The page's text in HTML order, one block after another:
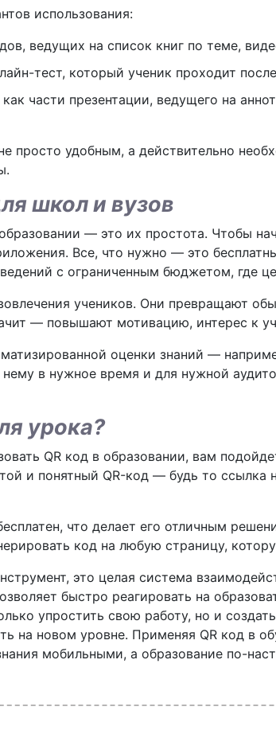
использования:
ведущих на список книг по теме,
тест, который ученик проходит
части презентации, ведущего на
просто удобным, а действительно
школ и вузов
— это их простота. Чтобы
Все, что нужно — это
с ограниченным бюджетом, где
учеников. Они превращают
— повышают мотивацию, интерес к
оценки знаний —
в нужное время и для нужной
урока?
QR код в образовании, вам
и понятный QR-код — будь то ссылка
что делает его отличным
код на любую страницу,
это целая система
быстро реагировать на
упростить свою работу, но и
на новом уровне. Применяя QR код в
мобильными, а образование по-